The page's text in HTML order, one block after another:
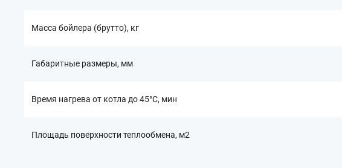
Масса бойлера (брутто), кг
Габаритные размеры, мм
Время нагрева от котла до 45°С, мин
Площадь поверхности теплообмена, м2